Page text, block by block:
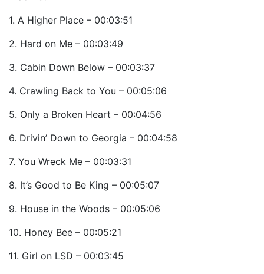
1. A Higher Place – 00:03:51
2. Hard on Me – 00:03:49
3. Cabin Down Below – 00:03:37
4. Crawling Back to You – 00:05:06
5. Only a Broken Heart – 00:04:56
6. Drivin’ Down to Georgia – 00:04:58
7. You Wreck Me – 00:03:31
8. It’s Good to Be King – 00:05:07
9. House in the Woods – 00:05:06
10. Honey Bee – 00:05:21
11. Girl on LSD – 00:03:45